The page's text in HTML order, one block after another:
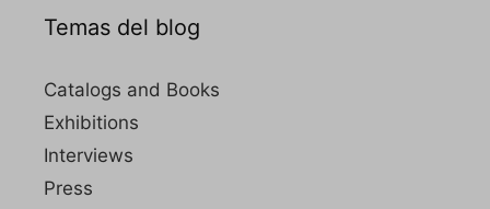
Temas del blog
Catalogs and Books
Exhibitions
Interviews
Press